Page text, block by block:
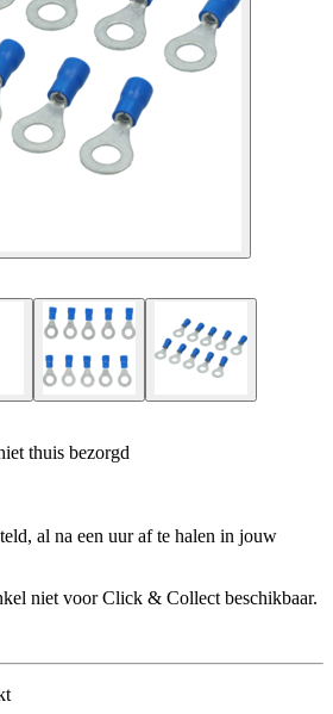
thuis bezorgd
al na een uur af te halen in jouw
niet voor Click & Collect beschikbaar.